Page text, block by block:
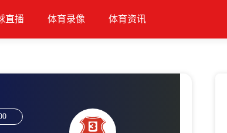
直播 体育录像 体育资讯